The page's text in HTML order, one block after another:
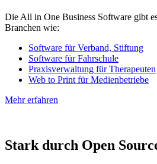
Die All in One Business Software gibt
Branchen wie:
Software für Verband, Stiftung
Software für Fahrschule
Praxisverwaltung für Therapeuten
Web to Print für Medienbetriebe
Mehr erfahren
Stark durch Open